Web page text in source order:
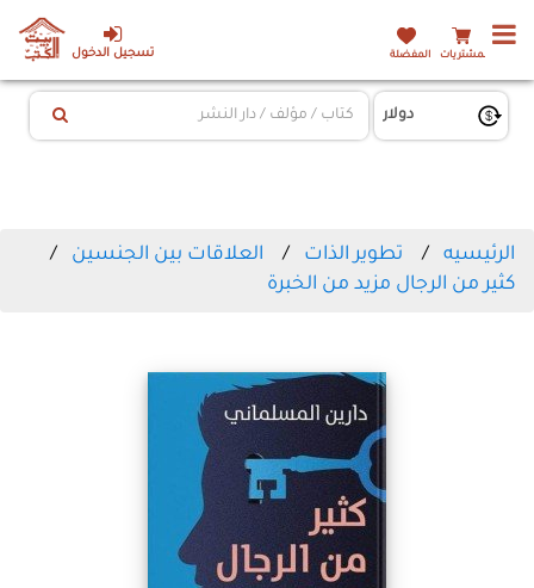
تسجيل الدخول المشتريات المفضلة
الرئيسيه تطوير الذات
العلاقات بين الجنسين
كثير من الرجال مزيد من الخبرة